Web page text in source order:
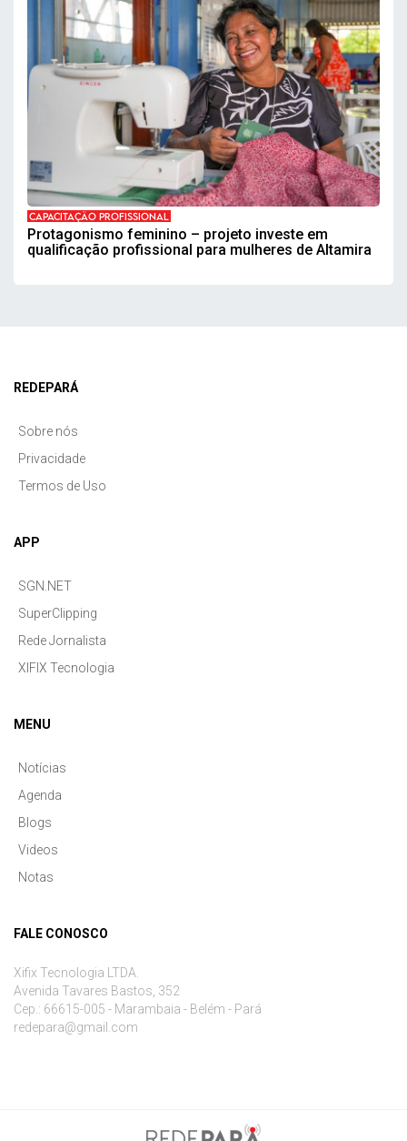
CAPACITAÇÃO PROFISSIONAL
Protagonismo feminino – projeto investe em
qualificação profissional para mulheres de Altamira
REDEPARÁ
Sobre nós
Privacidade
Termos de Uso
APP
SGN.NET
SuperClipping
Rede Jornalista
XIFIX Tecnologia
MENU
Notícias
Agenda
Blogs
Videos
Notas
FALE CONOSCO
Xifix Tecnologia LTDA.
Avenida Tavares Bastos, 352
Cep.: 66615-005 - Marambaia - Belém - Pará
redepara@gmail.com